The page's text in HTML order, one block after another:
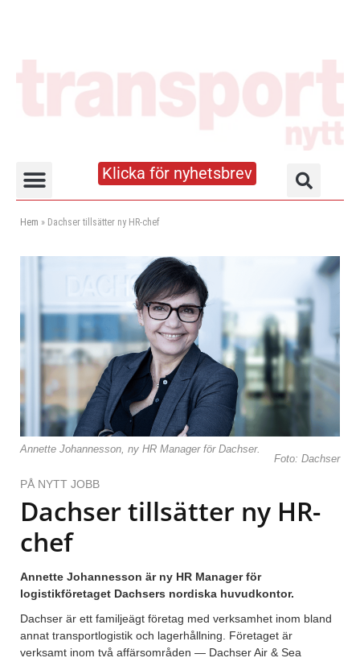
Klicka för nyhetsbrev
Hem » Dachser tillsätter ny HR-chef
Annette Johannesson, ny HR Manager för Dachser.
Foto: Dachser
PÅ NYTT JOBB
Dachser tillsätter ny HR-
chef
Annette Johannesson är ny HR Manager för
logistikföretaget Dachsers nordiska huvudkontor.
Dachser är ett familjeägt företag med verksamhet inom bland
annat transportlogistik och lagerhållning. Företaget är
verksamt inom två affärsområden — Dachser Air & Sea